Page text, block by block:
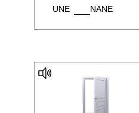
UNE NANE